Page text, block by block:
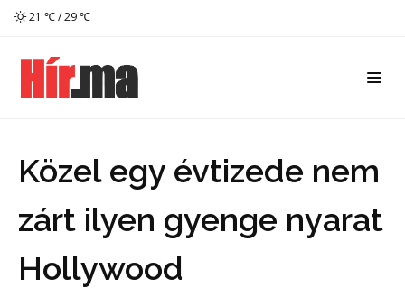
21 ℃ / 29 ℃
Közel egy évtizede nem
zárt ilyen gyenge nyarat
Hollywood